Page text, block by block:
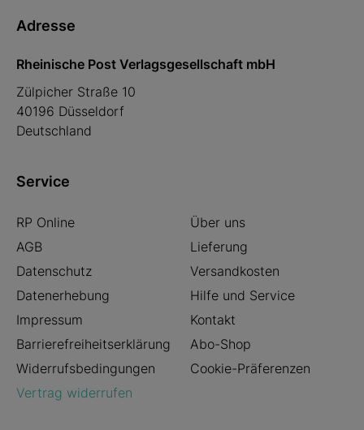
Adresse
Rheinische Post Verlagsgesellschaft mbH
Zülpicher Straße 10
40196 Düsseldorf
Deutschland
Service
RP Online
Über uns
AGB
Lieferung
Datenschutz
Versandkosten
Datenerhebung
Hilfe und Service
Impressum
Kontakt
Barrierefreiheitserklärung
Abo-Shop
Widerrufsbedingungen
Cookie-Präferenzen
Vertrag widerrufen